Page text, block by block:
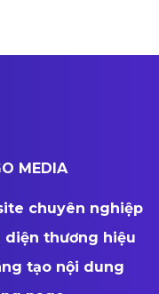
MEDIA
chuyên nghiệp
diện thương hiệu
tạo nội dung